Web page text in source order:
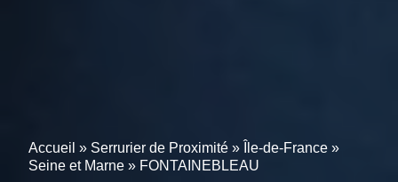
Accueil » Serrurier de Proximité » Île-de-France »
Seine et Marne » FONTAINEBLEAU